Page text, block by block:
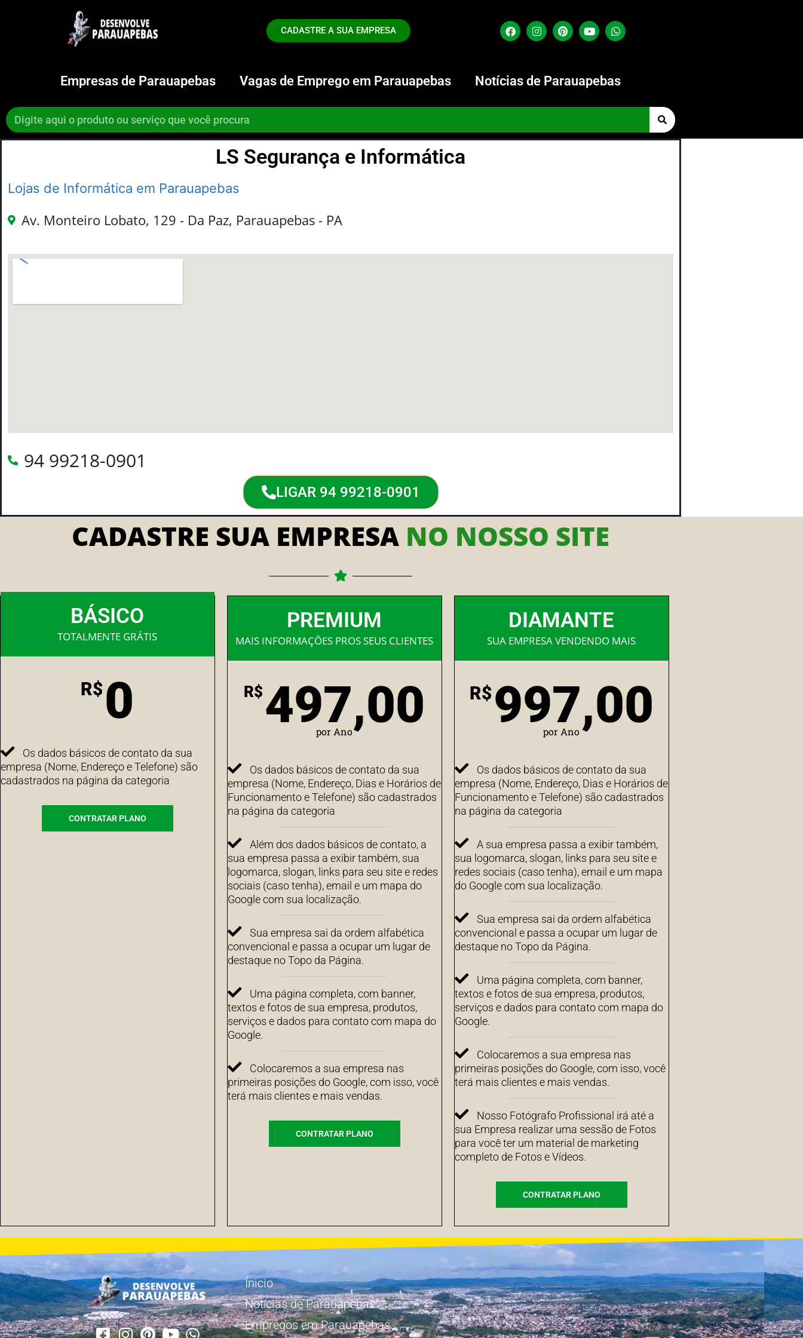
CADASTRE A SUA EMPRESA
Empresas de Parauapebas Vagas de Emprego em Parauapebas Notícias de Parauapebas
LS Segurança e Informática
Lojas de Informática em Parauapebas
Av. Monteiro Lobato, 129 - Da Paz, Parauapebas - PA
94 99218-0901
LIGAR 94 99218-0901
CADASTRE SUA EMPRESA NO NOSSO SITE
BÁSICO
TOTALMENTE GRÁTIS
R$0
Os dados básicos de contato da sua
empresa (Nome, Endereço e Telefone) são
cadastrados na página da categoria
CONTRATAR PLANO
PREMIUM
MAIS INFORMAÇÕES PROS SEUS CLIENTES
R$ 497,00
por Ano
Os dados básicos de contato da sua
empresa (Nome, Endereço, Dias e Horários de
Funcionamento e Telefone) são cadastrados
na página da categoria
Além dos dados básicos de contato, a
sua empresa passa a exibir também, sua
logomarca, slogan, links para seu site e redes
sociais (caso tenha), email e um mapa do
Google com sua localização.
Sua empresa sai da ordem alfabética
convencional e passa a ocupar um lugar de
destaque no Topo da Página.
Uma página completa, com banner,
textos e fotos de sua empresa, produtos,
serviços e dados para contato com mapa do
Google.
Colocaremos a sua empresa nas
primeiras posições do Google, com isso, você
terá mais clientes e mais vendas.
CONTRATAR PLANO
DIAMANTE
SUA EMPRESA VENDENDO MAIS
R$997,00
por Ano
Os dados básicos de contato da sua
empresa (Nome, Endereço, Dias e Horários de
Funcionamento e Telefone) são cadastrados
na página da categoria
A sua empresa passa a exibir também,
sua logomarca, slogan, links para seu site e
redes sociais (caso tenha), email e um mapa
do Google com sua localização.
Sua empresa sai da ordem alfabética
convencional e passa a ocupar um lugar de
destaque no Topo da Página.
Uma página completa, com banner,
textos e fotos de sua empresa, produtos,
serviços e dados para contato com mapa do
Google.
Colocaremos a sua empresa nas
primeiras posições do Google, com isso, você
terá mais clientes e mais vendas.
Nosso Fotógrafo Profissional irá até a
sua Empresa realizar uma sessão de Fotos
para você ter um material de marketing
completo de Fotos e Vídeos.
CONTRATAR PLANO
Ínicio
Notícias de Parauapebas
Empregos em Parauapebas